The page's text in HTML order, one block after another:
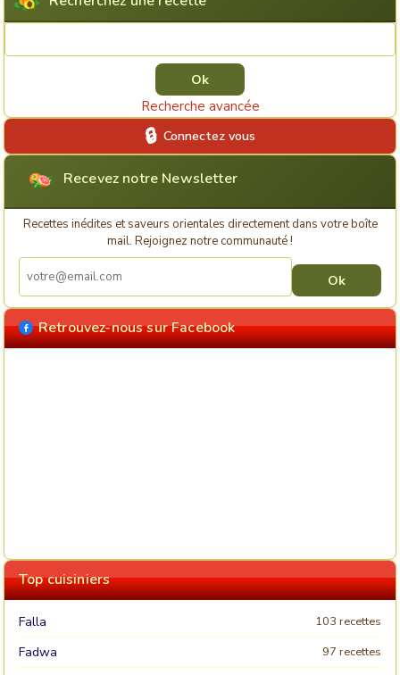
Recherche avancée
Connectez vous
Recevez notre Newsletter
Recettes inédites et saveurs orientales directement dans votre boîte
mail. Rejoignez notre communauté !
Retrouvez-nous sur Facebook
Top cuisiniers
Falla 103 recettes
Fadwa 97 recettes